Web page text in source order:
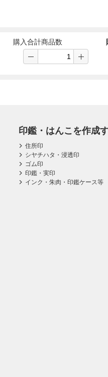
購入合計商品数
印鑑・はんこを作成
住所印
シヤチハタ・浸透印
ゴム印
印鑑・実印
インク・朱肉・印鑑ケース等